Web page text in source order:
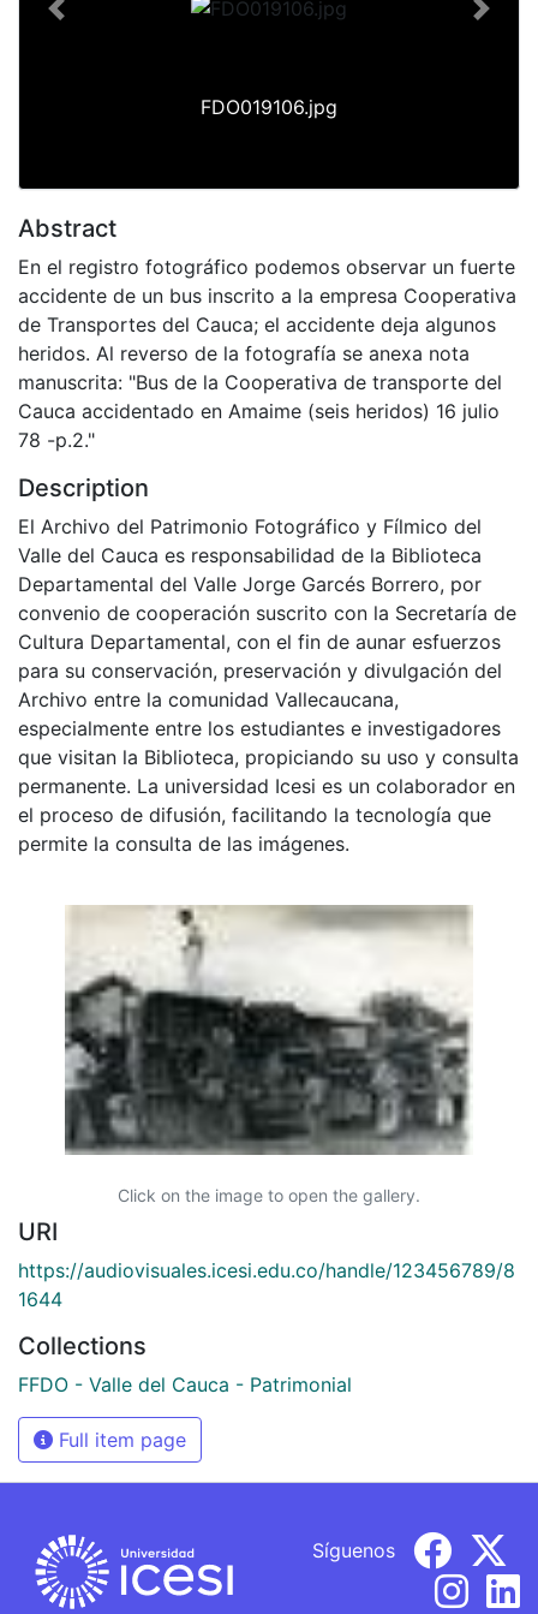
FDO019106.jpg
Previous Next
Abstract
En el registro fotográfico podemos observar un fuerte
accidente de un bus inscrito a la empresa Cooperativa
de Transportes del Cauca; el accidente deja algunos
heridos. Al reverso de la fotografía se anexa nota
manuscrita: "Bus de la Cooperativa de transporte del
Cauca accidentado en Amaime (seis heridos) 16 julio
78 -p.2."
Description
El Archivo del Patrimonio Fotográfico y Fílmico del
Valle del Cauca es responsabilidad de la Biblioteca
Departamental del Valle Jorge Garcés Borrero, por
convenio de cooperación suscrito con la Secretaría de
Cultura Departamental, con el fin de aunar esfuerzos
para su conservación, preservación y divulgación del
Archivo entre la comunidad Vallecaucana,
especialmente entre los estudiantes e investigadores
que visitan la Biblioteca, propiciando su uso y consulta
permanente. La universidad Icesi es un colaborador en
el proceso de difusión, facilitando la tecnología que
permite la consulta de las imágenes.
Click on the image to open the gallery.
URI
https://audiovisuales.icesi.edu.co/handle/123456789/8
1644
Collections
FFDO - Valle del Cauca - Patrimonial
Full item page
Síguenos